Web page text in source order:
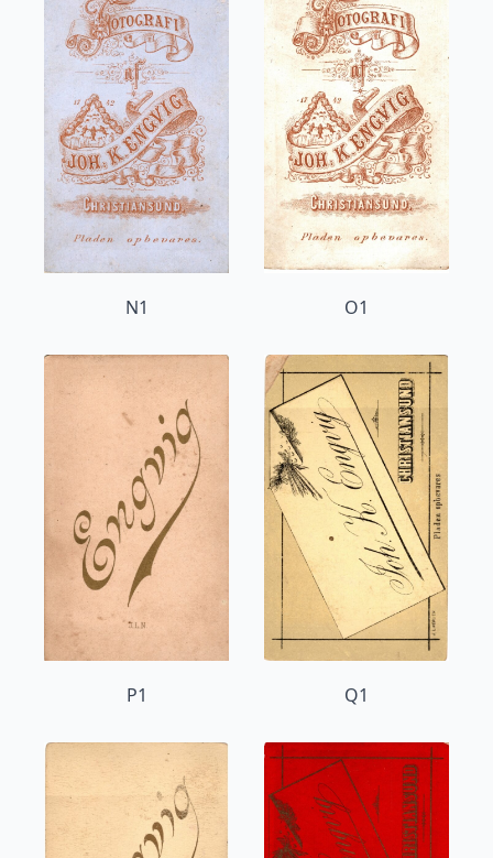
N1 O1
P1 Q1